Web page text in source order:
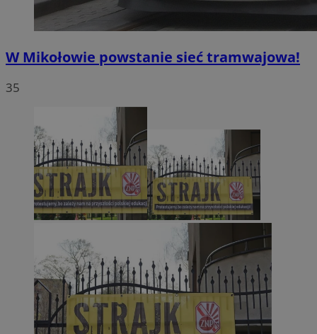
W Mikołowie powstanie sieć tramwajowa!
35